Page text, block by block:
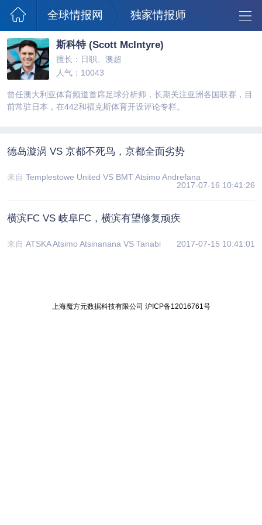
全球情报网 独家情报师
斯科特 (Scott McIntyre)
擅长：日职、澳超
人气：10043
曾任澳大利亚体育频道首席足球分析师，长期关注亚洲各国联赛，目
前常驻日本，在442和福克斯体育开设评论专栏。
德岛漩涡 VS 京都不死鸟，京都全面劣势
来自 Templestowe United VS BMT Atsimo Andrefana
2017-07-16 10:41:26
横滨FC VS 岐阜FC，横滨有望修复顽疾
来自 ATSKA Atsimo Atsinanana VS Tanabi 2017-07-15 10:41:01
上海魔方元数据科技有限公司 沪ICP备12016761号